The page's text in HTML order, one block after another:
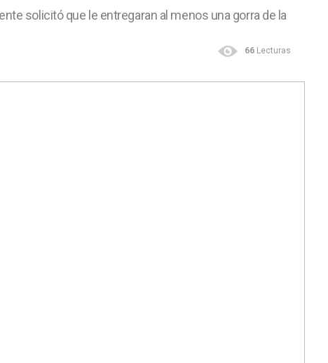
solicitó que le entregaran al menos una gorra de la
66 Lecturas